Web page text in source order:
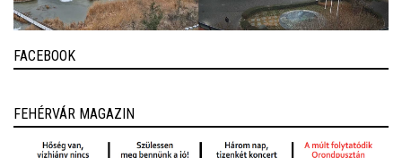
FACEBOOK
FEHÉRVÁR MAGAZIN